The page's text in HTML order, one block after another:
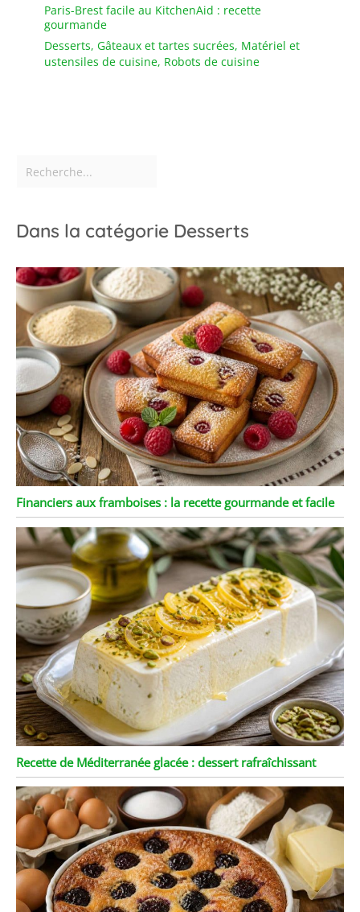
Paris-Brest facile au KitchenAid : recette
gourmande
Desserts, Gâteaux et tartes sucrées, Matériel et
ustensiles de cuisine, Robots de cuisine
Dans la catégorie Desserts
Financiers aux framboises : la recette gourmande et facile
Recette de Méditerranée glacée : dessert rafraîchissant